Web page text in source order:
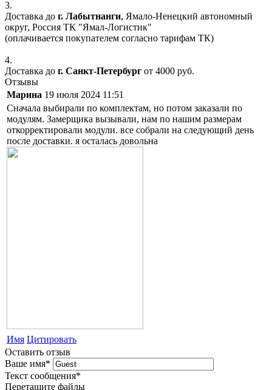
3.
Доставка до г. Лабытнанги, Ямало-Ненецкий автономный
округ, Россия ТК "Ямал-Логистик"
(оплачивается покупателем согласно тарифам ТК)
4.
Доставка до г. Санкт-Петербург от 4000 руб.
Отзывы
Марина 19 июля 2024 11:51
Сначала выбирали по комплектам, но потом заказали по
модулям. Замерщика вызывали, нам по нашим размерам
откорректировали модули. все собрали на следующий день
после доставки. я осталась довольна
Имя Цитировать
Оставить отзыв
Ваше имя*
Текст сообщения*
Перетащите файлы